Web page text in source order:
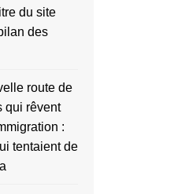
du site
des
route de
qui rêvent
:
tentaient de